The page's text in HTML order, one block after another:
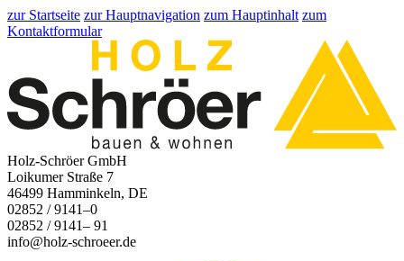
zur Startseite zur Hauptnavigation zum Hauptinhalt zum
Kontaktformular
Holz-Schröer GmbH
Loikumer Straße 7
46499 Hamminkeln, DE
02852 / 9141–0
02852 / 9141– 91
info@holz-schroeer.de